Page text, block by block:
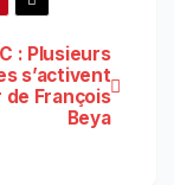
: Plusieurs
s’activent
de François
Beya